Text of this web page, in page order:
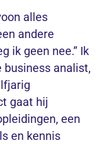
alles
andere
ik geen nee.” Ik
business analist,
gaat hij
een
en kennis